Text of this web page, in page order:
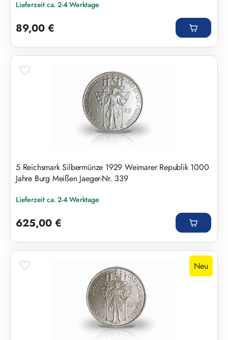
Lieferzeit ca. 2-4 Werktage
89,00 €
5 Reichsmark Silbermünze 1929 Weimarer Republik 1000
Jahre Burg Meißen Jaeger-Nr. 339
Lieferzeit ca. 2-4 Werktage
625,00 €
Neu